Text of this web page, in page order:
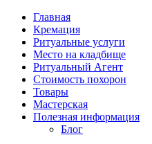
Главная
Кремация
Ритуальные услуги
Место на кладбище
Ритуальный Агент
Стоимость похорон
Товары
Мастерская
Полезная информация
Блог